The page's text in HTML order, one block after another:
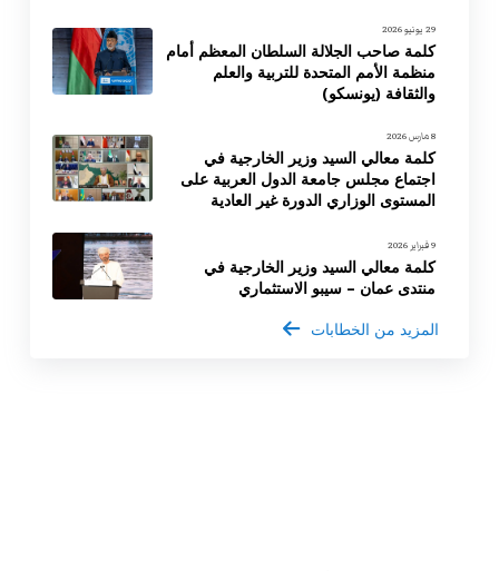
29 يونيو 2026
كلمة صاحب الجلالة السلطان المعظم أمام
منظمة الأمم المتحدة للتربية والعلم
والثقافة (يونسكو)
8 مارس 2026
كلمة معالي السيد وزير الخارجية في
اجتماع مجلس جامعة الدول العربية على
المستوى الوزاري الدورة غير العادية
9 فبراير 2026
كلمة معالي السيد وزير الخارجية في
منتدى عمان – سيبو الاستثماري
المزيد من الخطابات